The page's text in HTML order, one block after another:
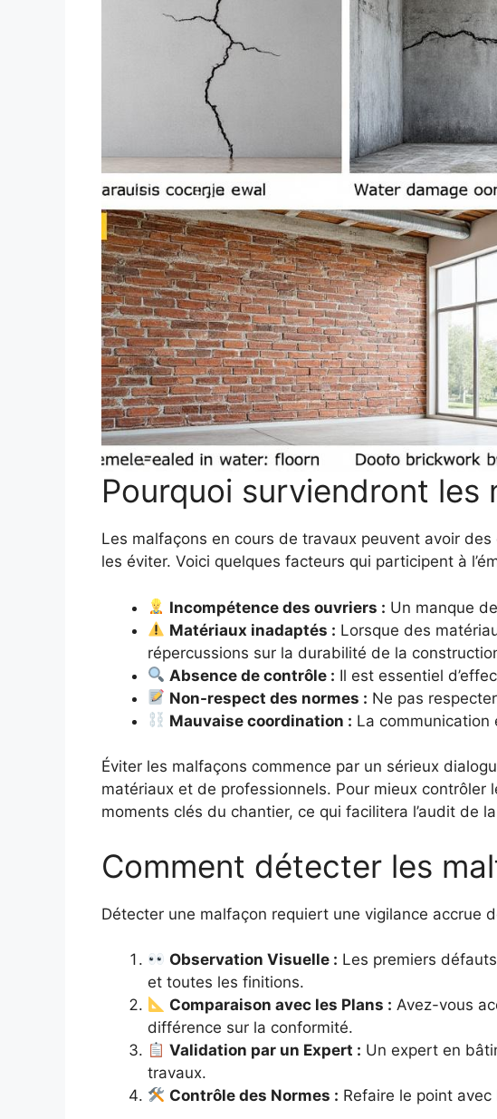
Pourquoi surviendront les
Les malfaçons en cours de travaux peuvent avoir
les éviter. Voici quelques facteurs qui participent à
Incompétence des ouvriers : Un manque
Matériaux inadaptés : Lorsque des
répercussions sur la durabilité de la
Absence de contrôle : Il est essentiel
Non-respect des normes : Ne pas
Mauvaise coordination : La
Éviter les malfaçons commence par un sérieux
matériaux et de professionnels. Pour mieux contrôler
moments clés du chantier, ce qui facilitera l’audit de
Comment détecter les
Détecter une malfaçon requiert une vigilance accrue
Observation Visuelle : Les premiers
et toutes les finitions.
Comparaison avec les Plans : Avez-vous
différence sur la conformité.
Validation par un Expert : Un expert en
travaux.
Contrôle des Normes : Refaire le point